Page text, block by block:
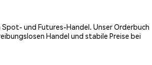
und Futures-Handel. Unser Orderbuch
Handel und stabile Preise bei